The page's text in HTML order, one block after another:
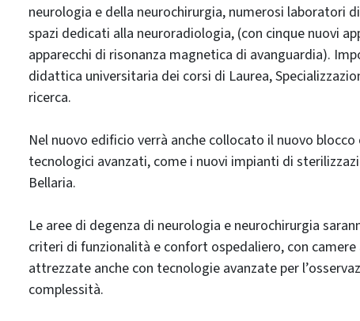
neurologia e della neurochirurgia, numerosi laboratori
spazi dedicati alla neuroradiologia, (con cinque nuovi
apparecchi di risonanza magnetica di avanguardia).
didattica universitaria dei corsi di Laurea,
ricerca.
Nel nuovo edificio verrà anche collocato il nuovo
tecnologici avanzati, come i nuovi impianti di
Bellaria.
Le aree di degenza di neurologia e neurochirurgia
criteri di funzionalità e confort ospedaliero, con
attrezzate anche con tecnologie avanzate per
complessità.